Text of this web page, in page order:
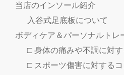
当店のインソール紹介
入谷式足底板について
ボディケア＆パーソナルトレ
□ 身体の痛みや不調に対
□ スポーツ傷害に対する